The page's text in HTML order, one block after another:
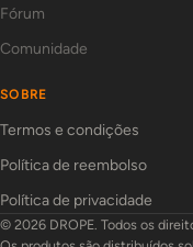
Fórum
Comunidade
SOBRE
Termos e condições
Política de reembolso
Política de privacidade
© 2026 DROPE. Todos os